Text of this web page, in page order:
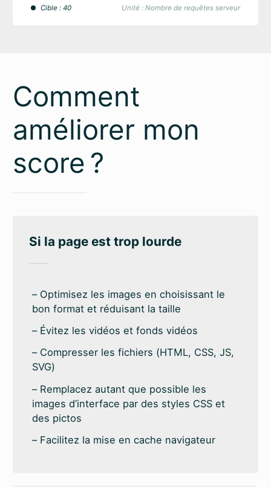
Cible : 40 Unité : Nombre de requêtes serveur
Comment
améliorer mon
score ?
Si la page est trop lourde
Optimisez les images en choisissant le
bon format et réduisant la taille
Évitez les vidéos et fonds vidéos
Compresser les fichiers (HTML, CSS, JS,
SVG)
Remplacez autant que possible les
images d’interface par des styles CSS et
des pictos
Facilitez la mise en cache navigateur